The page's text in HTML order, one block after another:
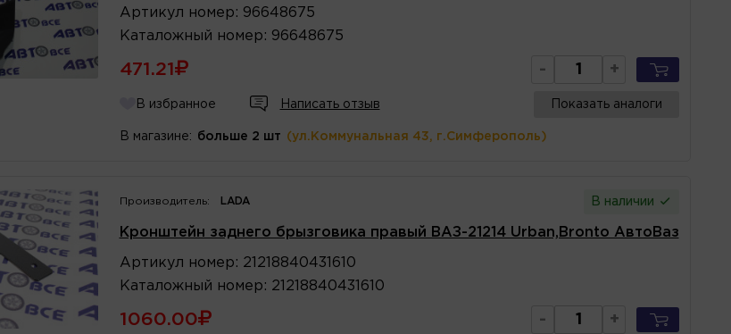
Артикул номер : 96648675
Каталожный номер : 96648675
471.21 - +
В избранное Написать отзыв Показать аналоги
В магазине: больше 2 шт (ул.Коммунальная 43, г.Симферополь)
Производитель: LADA В наличии
Кронштейн заднего брызговика правый ВАЗ-21214 Urban,Bronto АвтоВаз
Артикул номер : 21218840431610
Каталожный номер : 21218840431610
1060.00 - +